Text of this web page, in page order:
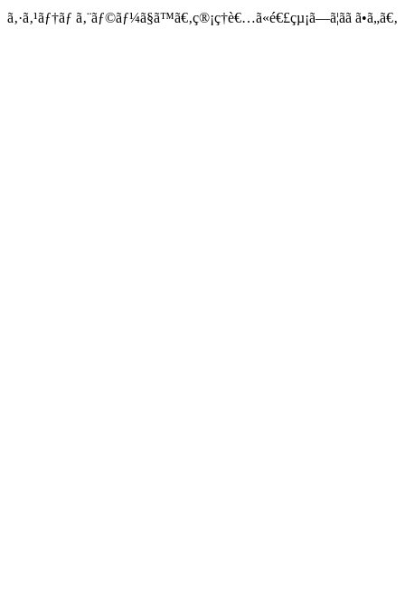
ã‚·ã‚¹ãƒ†ãƒ ã‚¨ãƒ©ãƒ¼ã§ã™ã€‚ç®¡ç†è€…ã«é€£çµ¡ã—ã¦ãã ã•ã„ã€‚